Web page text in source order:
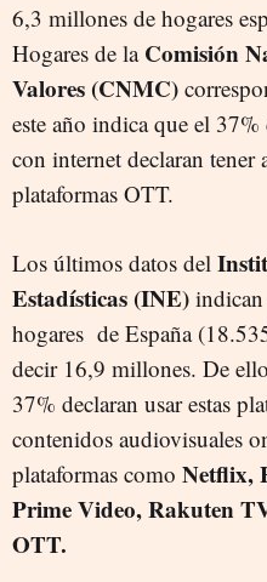
6,3 millones de hogares
Hogares de la Comisión
Valores (CNMC)
este año indica que el 37%
con internet declaran tener
plataformas OTT.
Los últimos datos del
Estadísticas (INE)
hogares de España
decir 16,9 millones. De
37% declaran usar estas
contenidos audiovisuales
plataformas como Netflix,
Prime Video, Rakuten
OTT.